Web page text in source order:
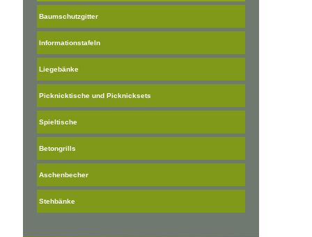
Baumschutzgitter
Informationstafeln
Liegebänke
Picknicktische und Picknicksets
Spieltische
Betongrills
Aschenbecher
Stehbänke